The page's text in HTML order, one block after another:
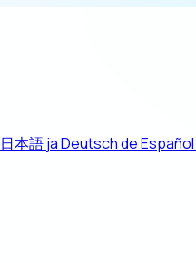
日本語jaDeutschdeEspañol